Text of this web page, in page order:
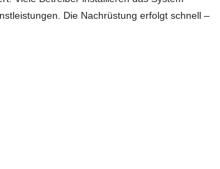
Die Nachrüstung erfolgt schnell –